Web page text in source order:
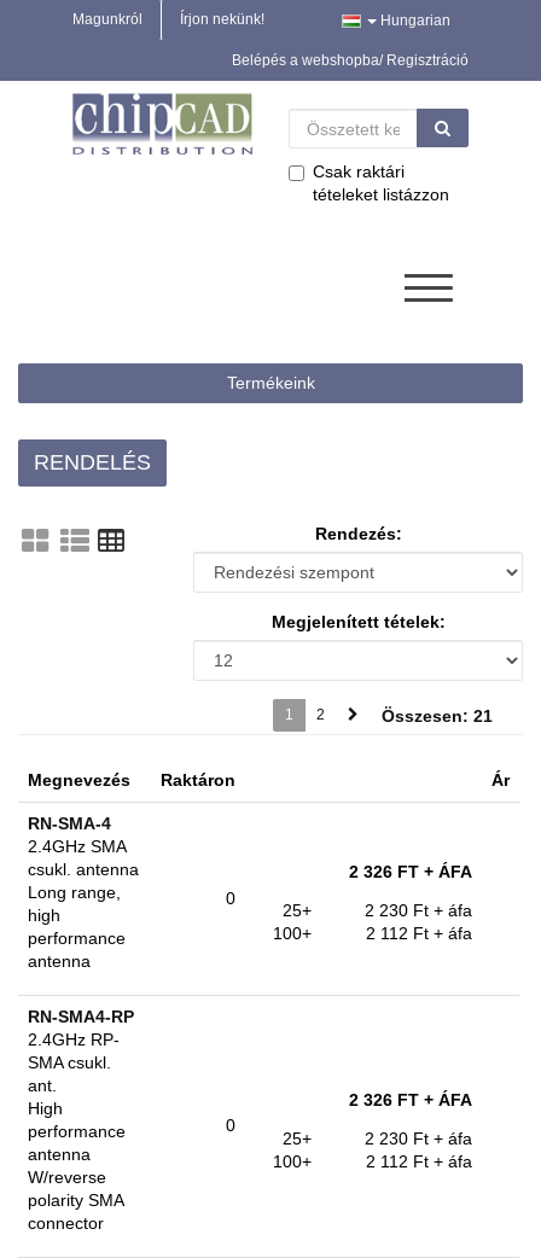
Magunkról Írjon nekünk! Hungarian
Belépés a webshopba/ Regisztráció
Csak raktári
tételeket listázzon
Termékeink
RENDELÉS
Rendezés:
Megjelenített tételek:
1 2 Összesen: 21
Megnevezés Raktáron Ár
RN-SMA-4
2.4GHz SMA
csukl. antenna
Long range,
high
performance
antenna
0
2 326 FT + ÁFA
25+
2 230 Ft + áfa
100+
2 112 Ft + áfa
RN-SMA4-RP
2.4GHz RP-
SMA csukl.
ant.
High
performance
antenna
W/reverse
polarity SMA
connector
0
2 326 FT + ÁFA
25+
2 230 Ft + áfa
100+
2 112 Ft + áfa